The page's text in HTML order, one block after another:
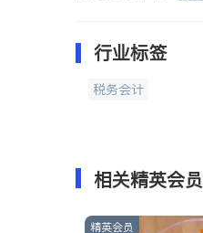
行业标签
税务会计
相关精英会员
精英会员